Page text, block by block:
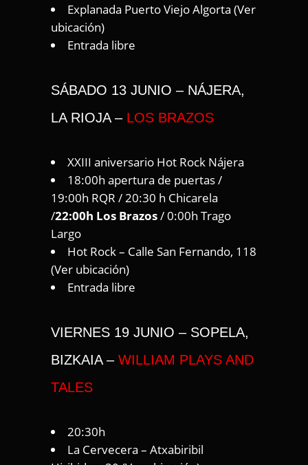
Explanada Puerto Viejo Algorta (Ver
ubicación)
Entrada libre
SÁBADO 13 JUNIO – NÁJERA,
LA RIOJA – LOS BRAZOS
XXIII aniversario Hot Rock Nájera
18:00h apertura de puertas /
19:00h RQR / 20:30 h Chicarela
/22:00h Los Brazos/ 0:00h Trago
Largo
Hot Rock – Calle San Fernando, 118
(Ver ubicación)
Entrada libre
VIERNES 19 JUNIO – SOPELA,
BIZKAIA – WILLIAM PLAYS AND
TALES
20:30h
La Cervecera – Atxabiribil